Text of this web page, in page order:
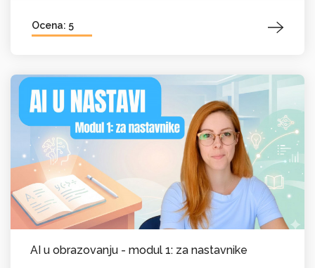
Ocena: 5
AI u obrazovanju - modul 1: za nastavnike